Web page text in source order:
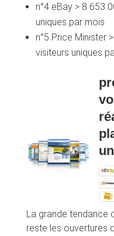
n°4 eBay > 8 653
uniques par mois
n°5 Price Minister
visiteurs uniques
La grande tendance
reste les ouvertures